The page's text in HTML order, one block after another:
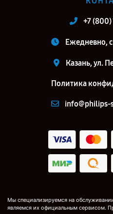
+7
Ежедневно,
Казань, ул.
Политика
info@philips-
Мы специализируемся на
являемся их официальным сервисом.